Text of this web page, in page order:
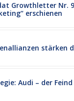
Growthletter Nr.
erschienen
stärken
Audi – der